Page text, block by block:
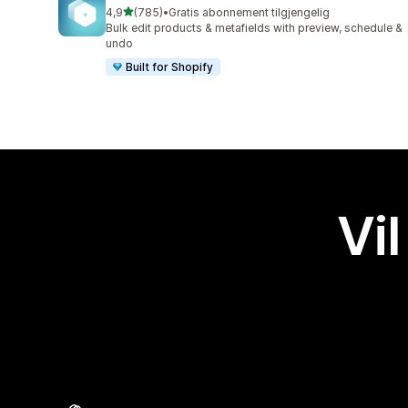
4,9av 5 stjerner
(785)
Totalt 785 omtaler
•Gratis abonnement tilgjengelig
Bulk edit products & metafields with preview, schedule &
undo
Built for Shopify